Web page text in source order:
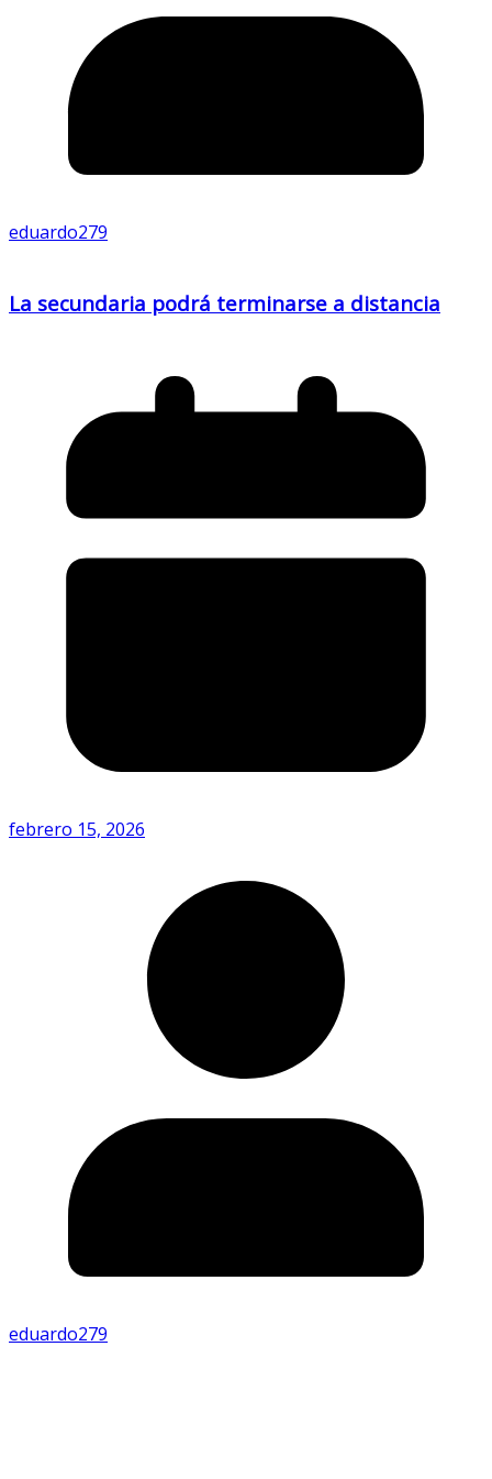
eduardo279
La secundaria podrá terminarse a distancia
febrero 15, 2026
eduardo279